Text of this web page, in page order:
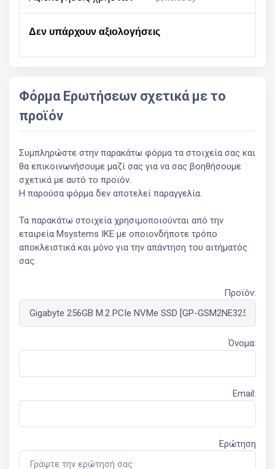
Δεν υπάρχουν αξιολογήσεις
Φόρμα Ερωτήσεων σχετικά με το
προϊόν
Συμπληρώστε στην παρακάτω φόρμα τα στοιχεία σας και
θα επικοινωνήσουμε μαζί σας για να σας βοηθήσουμε
σχετικά με αυτό το προϊόν.
Η παρούσα φόρμα δεν αποτελεί παραγγελία.
Τα παρακάτω στοιχεία χρησιμοποιούνται από την
εταιρεία Msystems ΙΚΕ με οποιονδήποτε τρόπο
αποκλειστικά και μόνο για την απάντηση του αιτήματός
σας.
Προϊόν:
Όνομα:
Email:
Ερώτηση